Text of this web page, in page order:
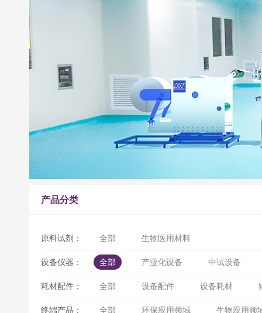
产品分类
原料试剂： 全部 生物医用材料
设备仪器： 全部 产业化设备 中试设备
耗材配件： 全部 设备配件 设备耗材
终端产品： 全部 环保应用领域 生物应用领